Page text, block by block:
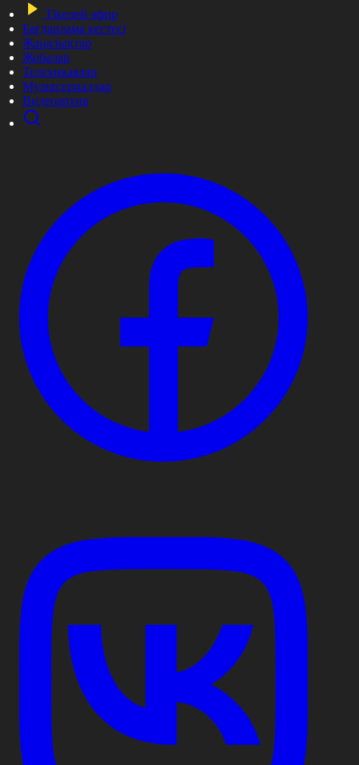
Тікелей эфир
Бағдарлама кестесі
Жаңалықтар
Жобалар
Телехикаялар
Мультсериалдар
Видеоархив